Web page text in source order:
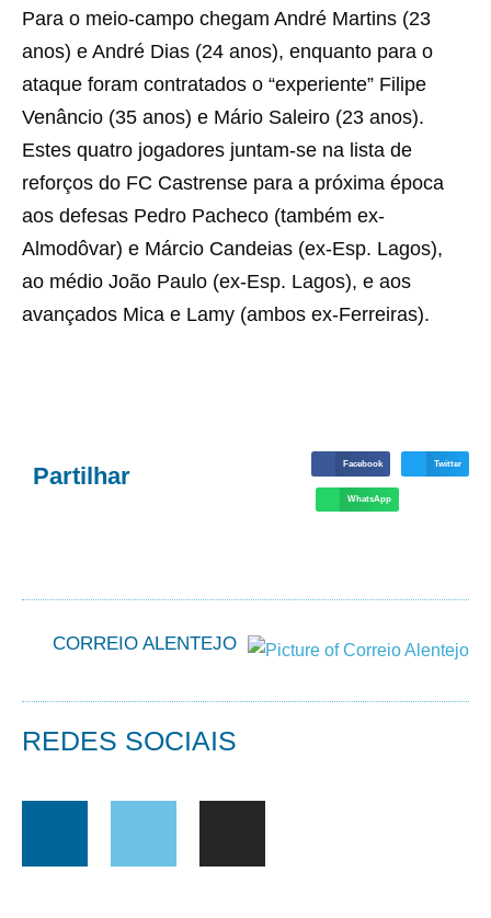
Para o meio-campo chegam André Martins (23
anos) e André Dias (24 anos), enquanto para o
ataque foram contratados o “experiente” Filipe
Venâncio (35 anos) e Mário Saleiro (23 anos).
Estes quatro jogadores juntam-se na lista de
reforços do FC Castrense para a próxima época
aos defesas Pedro Pacheco (também ex-
Almodôvar) e Márcio Candeias (ex-Esp. Lagos),
ao médio João Paulo (ex-Esp. Lagos), e aos
avançados Mica e Lamy (ambos ex-Ferreiras).
Partilhar Facebook Twitter
WhatsApp
CORREIO ALENTEJO
REDES SOCIAIS